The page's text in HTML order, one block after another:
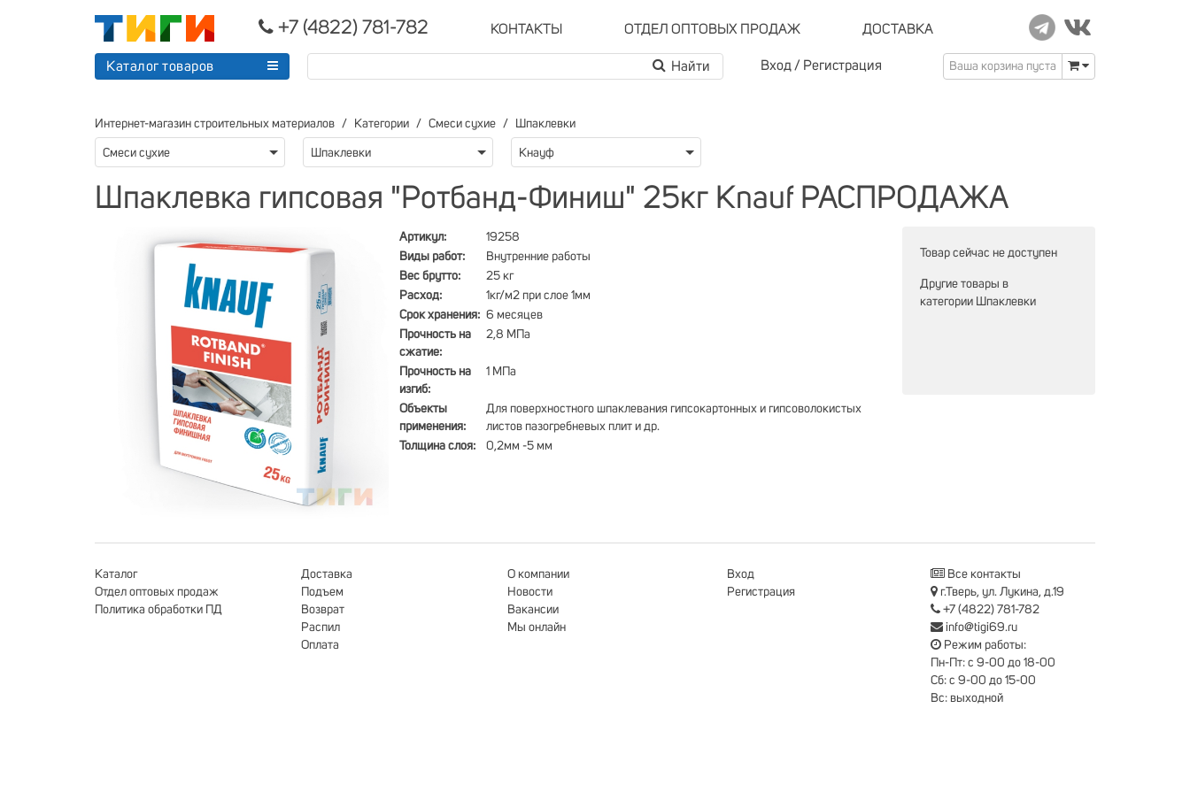
+7 (4822) 781-782 КОНТАКТЫ ОТДЕЛ ОПТОВЫХ ПРОДАЖ ДОСТАВКА
Каталог товаров Вход / Регистрация Ваша корзина пуста
Интернет-магазин строительных материалов Категории Смеси сухие Шпаклевки
Смеси сухие Шпаклевки Кнауф
Шпаклевка гипсовая "Ротбанд-Финиш" 25кг Knauf РАСПРОДАЖА
Артикул:
19258
Виды работ:
Внутренние работы
Вес брутто:
25 кг
Расход:
1кг/м2 при слое 1мм
Срок хранения: 6 месяцев
Прочность на
сжатие:
2,8 МПа
Прочность на
изгиб:
1 МПа
Объекты
применения:
Для поверхностного шпаклевания гипсокартонных и гипсоволокистых
листов пазогребневых плит и др.
Толщина слоя:
0,2мм -5 мм
Товар сейчас не доступен
Другие товары в
категории Шпаклевки
Каталог
Отдел оптовых продаж
Политика обработки ПД
Доставка
Подъем
Возврат
Распил
Оплата
О компании
Новости
Вакансии
Мы онлайн
Вход
Регистрация
Все контакты
г.Тверь, ул. Лукина, д.19
+7 (4822) 781-782
info@tigi69.ru
Режим работы:
Пн-Пт: с 9-00 до 18-00
Сб: с 9-00 до 15-00
Вс: выходной